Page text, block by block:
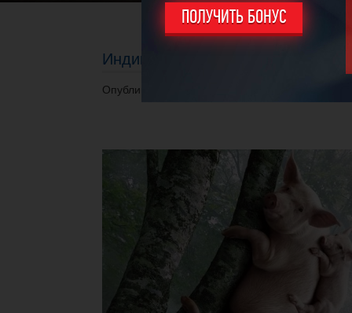
ПОЛУЧИТЬ БОНУС
Индикатор Fractals
Опубликовано 10.04.2014 в 13:39.